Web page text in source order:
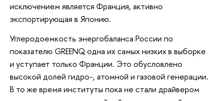
исключением является Франция, активно
экспортирующая в Японию.
Углеродоемкость энергобаланса России по
показателю GREENQ одна их самых низких в выборке
и уступает только Франции. Это обусловлено
высокой долей гидро-, атомной и газовой генерации.
В то же время институты пока не стали драйвером